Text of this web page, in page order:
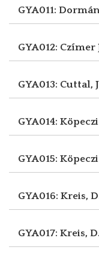
GYA011:
GYA012: Czímer
GYA013: Cuttal,
GYA014:
GYA015:
GYA016: Kreis,
GYA017: Kreis, D.